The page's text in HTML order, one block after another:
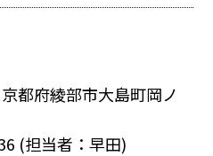
都府綾部市大島町岡ノ
(担当者：早田)